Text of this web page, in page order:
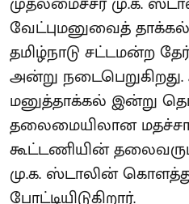
வேட்புமனுவைத்
தமிழ்நாடு சட்டமன்ற
அன்று
மனுத்தாக்கல் இன்று
தலைமையிலான
கூட்டணியின்
மு.க. ஸ்டாலின்
போட்டியிடுகிறார்.